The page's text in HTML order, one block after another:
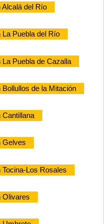
del Río
Puebla del Río
Puebla de Cazalla
de la Mitación
Gelves
Los Rosales
Olivares